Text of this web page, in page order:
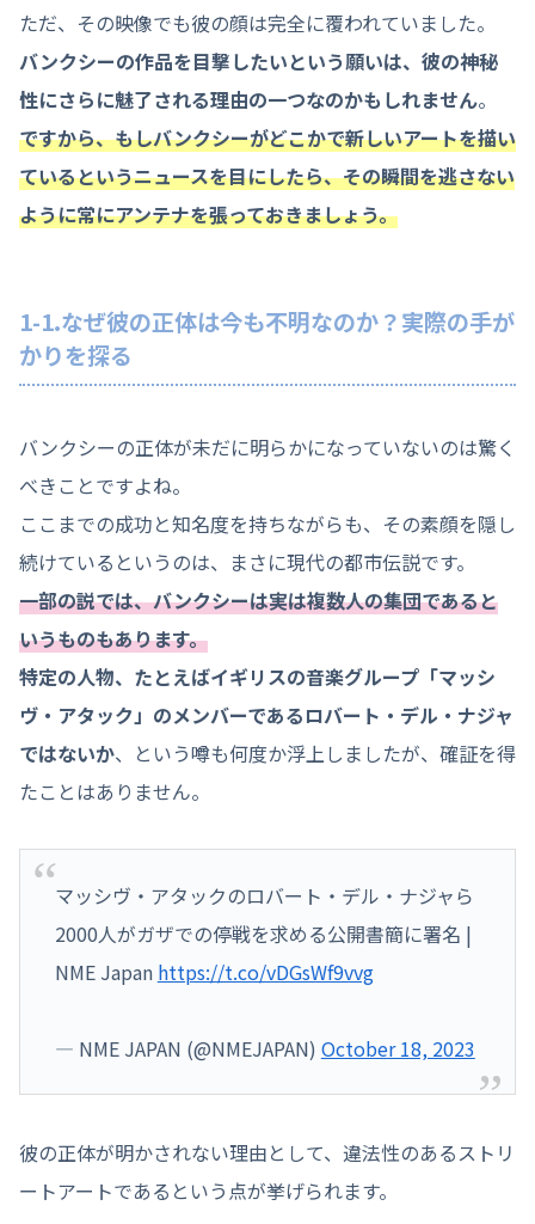
ただ、その映像でも彼の顔は完全に覆われていました。
バンクシーの作品を目撃したいという願いは、彼の神秘
性にさらに魅了される理由の一つなのかもしれません。
ですから、もしバンクシーがどこかで新しいアートを描い
ているというニュースを目にしたら、その瞬間を逃さない
ように常にアンテナを張っておきましょう。
1-1.なぜ彼の正体は今も不明なのか？実際の手が
かりを探る
バンクシーの正体が未だに明らかになっていないのは驚く
べきことですよね。
ここまでの成功と知名度を持ちながらも、その素顔を隠し
続けているというのは、まさに現代の都市伝説です。
一部の説では、バンクシーは実は複数人の集団であると
いうものもあります。
特定の人物、たとえばイギリスの音楽グループ「マッシ
ヴ・アタック」のメンバーであるロバート・デル・ナジャ
ではないか、という噂も何度か浮上しましたが、確証を得
たことはありません。
マッシヴ・アタックのロバート・デル・ナジャら
2000人がガザでの停戦を求める公開書簡に署名 |
NME Japan https://t.co/vDGsWf9vvg
— NME JAPAN (@NMEJAPAN) October 18, 2023
彼の正体が明かされない理由として、違法性のあるストリ
ートアートであるという点が挙げられます。